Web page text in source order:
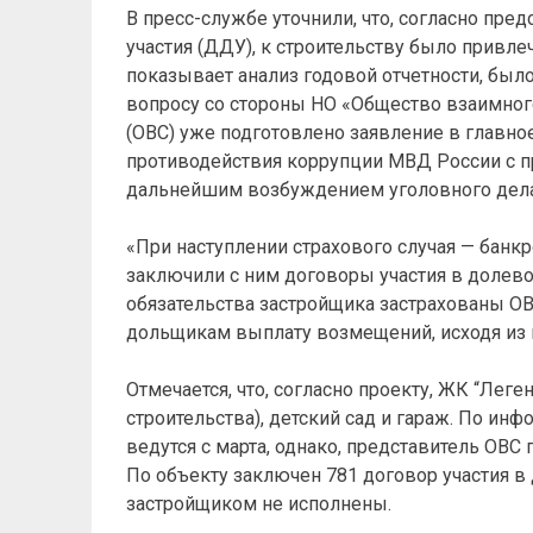
В пресс-службе уточнили, что, согласно
участия (ДДУ), к строительству было
показывает анализ годовой отчетности,
вопросу со стороны НО «Общество
(ОВС) уже подготовлено заявление в
противодействия коррупции МВД России с
дальнейшим возбуждением уголовного
«При наступлении страхового случая —
заключили с ним договоры участия в
обязательства застройщика застрахованы
дольщикам выплату возмещений, исходя
Отмечается, что, согласно проекту, ЖК
строительства), детский сад и гараж. По
ведутся с марта, однако, представитель
По объекту заключен 781 договор участия
застройщиком не исполнены.